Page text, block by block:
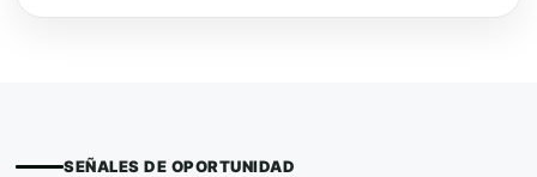
SEÑALES DE OPORTUNIDAD